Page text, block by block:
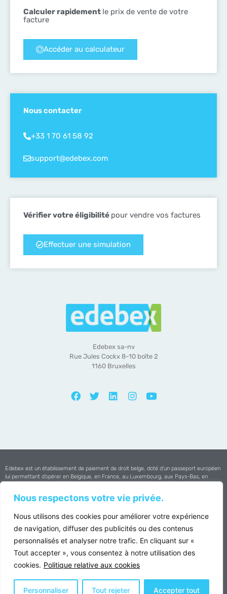
Nous respectons votre vie privée.
Nous utilisons des cookies pour améliorer votre expérience
de navigation, diffuser des publicités ou des contenus
personnalisés et analyser notre trafic. En cliquant sur «
Tout accepter », vous consentez à notre utilisation des
cookies. Politique relative aux cookies
Personnaliser Tout rejeter Accepter tout
Calculer rapidement le prix de vente de votre
facture
Accéder au calculateur
Nous contacter
+33 1 70 61 58 92
support@edebex.com
Vérifier votre éligibilité pour vendre vos factures
Effectuer une simulation
Edebex sa-nv
Rue Jules Cockx 8-10 boîte 2
1160 Bruxelles
Edebex est un établissement de paiement de droit belge, doté d’un passeport européen
lui permettant d’opérer en Belgique, en France, au Luxembourg, aux Pays-Bas, en
Edebex est agréée par laBanque Nationale de Belgique
Copyright © 2025 Edebex All Rights Reserved
VAT : BE0502.697.352 | RPM Brussels
Privacy Policy
Règles relatives au paiement par carte de crédit sur la plateforme Edebex